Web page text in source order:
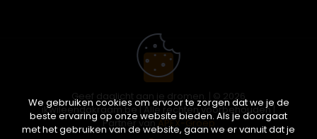
Geef daglicht aan je dromen. | © 2026
ikwileendakraam.be | Alle rechten voorbehouden |
Partner vanAPEX-Groep
We gebruiken cookies om ervoor te zorgen dat we je de
beste ervaring op onze website bieden. Als je doorgaat
met het gebruiken van de website, gaan we er vanuit dat je